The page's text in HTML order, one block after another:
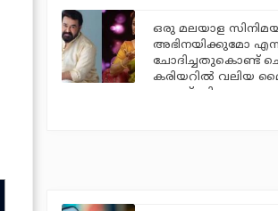
ഒരു മലയാള
അഭിനയിക്കുമോ
ചോദിച്ചതുകൊണ്ട്
കരിയറില്‍ വലിയ
തന്നത്: വിനയ